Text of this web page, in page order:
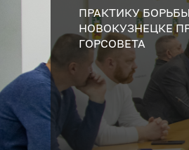
Депутаты
подготовки